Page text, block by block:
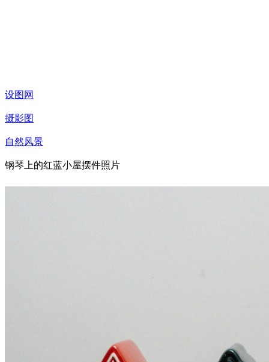
设图网
摄影图
自然风景
钢琴上的红蓝小屋摆件照片